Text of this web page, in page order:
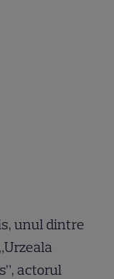
unul dintre
actorul